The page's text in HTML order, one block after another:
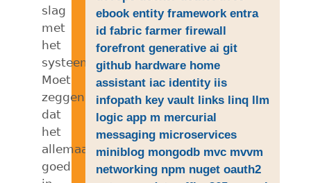
slag
met
het
systeem.
Moet
zeggen
dat
het
allemaal
goed
ebook entity framework entra
id fabric farmer firewall
forefront generative ai git
github hardware home
assistant iac identity iis
infopath key vault links linq llm
logic app m mercurial
messaging microservices
miniblog mongodb mvc mvvm
networking npm nuget oauth2